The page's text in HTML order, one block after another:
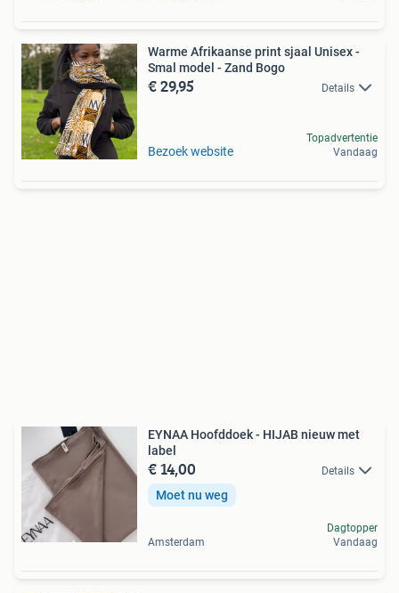
Warme Afrikaanse print sjaal Unisex -
Smal model - Zand Bogo
€ 29,95 Details
Bezoek website
Topadvertentie
Vandaag
EYNAA Hoofddoek - HIJAB nieuw met
label
€ 14,00 Details
Moet nu weg
Amsterdam
Dagtopper
Vandaag